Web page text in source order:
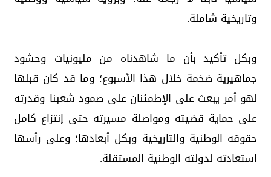
وتاريخية شاملة.
وبكل تأكيد بأن ما شاهدناه من مليونيات وحشود
جماهيرية ضخمة خلال هذا الأسبوع؛ وما قد كان قبلها
لهو أمر يبعث على الإطمئنان على صمود شعبنا وقدرته
على حماية قضيته ومواصلة مسيرته حتى إنتزاع كامل
حقوقه الوطنية والتاريخية وبكل أبعادها؛ وعلى رأسها
استعادته لدولته الوطنية المستقلة.